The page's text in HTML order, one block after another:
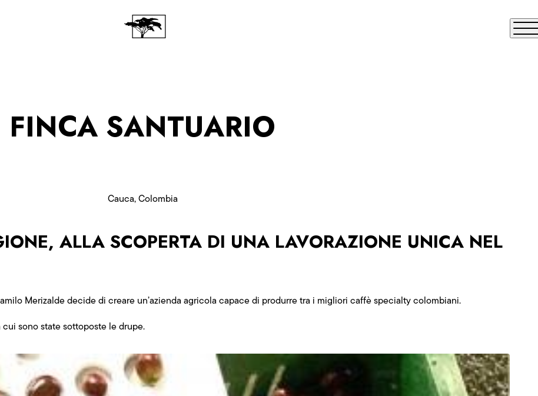
FINCA SANTUARIO
Cauca, Colombia
ALLA SCOPERTA DI UNA LAVORAZIONE UNICA NEL
Merizalde decide di creare un’azienda agricola capace di produrre tra i migliori caffè specialty colombiani.
sono state sottoposte le drupe.